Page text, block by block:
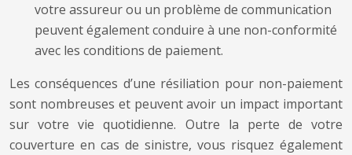
votre assureur ou un problème de communication
peuvent également conduire à une non-conformité
avec les conditions de paiement.
Les conséquences d’une résiliation pour non-paiement
sont nombreuses et peuvent avoir un impact important
sur votre vie quotidienne. Outre la perte de votre
couverture en cas de sinistre, vous risquez également